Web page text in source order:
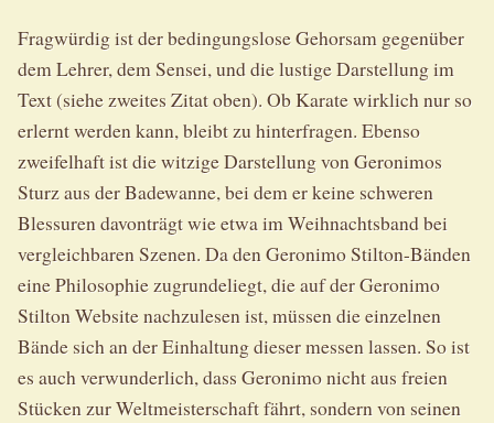
Fragwürdig ist der bedingungslose Gehorsam gegenüber
dem Lehrer, dem Sensei, und die lustige Darstellung im
Text (siehe zweites Zitat oben). Ob Karate wirklich nur so
erlernt werden kann, bleibt zu hinterfragen. Ebenso
zweifelhaft ist die witzige Darstellung von Geronimos
Sturz aus der Badewanne, bei dem er keine schweren
Blessuren davonträgt wie etwa im Weihnachtsband bei
vergleichbaren Szenen. Da den Geronimo Stilton-Bänden
eine Philosophie zugrundeliegt, die auf der Geronimo
Stilton Website nachzulesen ist, müssen die einzelnen
Bände sich an der Einhaltung dieser messen lassen. So ist
es auch verwunderlich, dass Geronimo nicht aus freien
Stücken zur Weltmeisterschaft fährt, sondern von seinen